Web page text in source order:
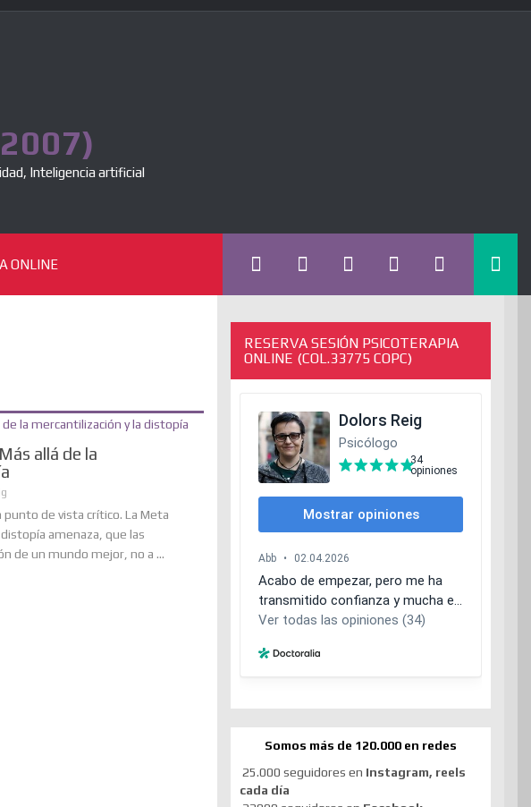
Inteligencia artificial
ONLINE
allá de la
de vista crítico. La Meta
amenaza, que las
de un mundo mejor, no a ...
RESERVA SESIÓN PSICOTERAPIA
ONLINE (COL.33775 COPC)
Somos más de 120.000 en redes
25.000 seguidores en Instagram, reels
cada día